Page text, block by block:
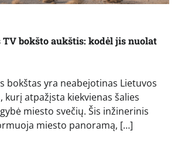
bokšto aukštis: kodėl jis nuolat
bokštas yra neabejotinas Lietuvos
kurį atpažįsta kiekvienas šalies
miesto svečių. Šis inžinerinis
miesto panoramą, […]